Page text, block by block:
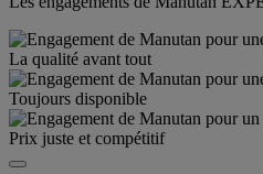
La qualité avant tout
Toujours disponible
Prix juste et compétitif